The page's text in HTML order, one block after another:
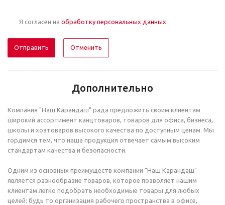
Я согласен на обработку персональных данных
Отменить
Дополнительно
Компания "Наш Карандаш" рада предложить своим клиентам
широкий ассортимент канцтоваров, товаров для офиса, бизнеса,
школы и хозтоваров высокого качества по доступным ценам. Мы
гордимся тем, что наша продукция отвечает самым высоким
стандартам качества и безопасности.
Одним из основных преимуществ компании "Наш Карандаш"
является разнообразие товаров, которое позволяет нашим
клиентам легко подобрать необходимые товары для любых
целей: будь то организация рабочего пространства в офисе,